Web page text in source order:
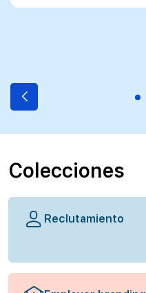
Colecciones
Reclutamiento